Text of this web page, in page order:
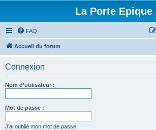
La Porte Epique
FAQ
Accueil du forum
Connexion
Nom d’utilisateur :
Mot de passe :
J’ai oublié mon mot de passe